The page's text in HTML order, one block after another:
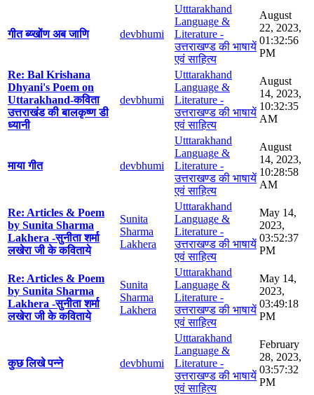
गीत ब्य्खोंण अब जाणि devbhumi
Utttarakhand
Language &
Literature -
उत्तराखण्ड की भाषायें
एवं साहित्य
August
22, 2023,
01:32:56
PM
Re: Bal Krishana
Dhyani's Poem on
Uttarakhand-कविता
उत्तराखंड की बालकृष्ण डी
ध्यानी
devbhumi
Utttarakhand
Language &
Literature -
उत्तराखण्ड की भाषायें
एवं साहित्य
August
14, 2023,
10:32:35
AM
माया गीत devbhumi
Utttarakhand
Language &
Literature -
उत्तराखण्ड की भाषायें
एवं साहित्य
August
14, 2023,
10:28:58
AM
Re: Articles & Poem
by Sunita Sharma
Lakhera -सुनीता शर्मा
लखेरा जी के कविताये
Sunita
Sharma
Lakhera
Utttarakhand
Language &
Literature -
उत्तराखण्ड की भाषायें
एवं साहित्य
May 14,
2023,
03:52:37
PM
Re: Articles & Poem
by Sunita Sharma
Lakhera -सुनीता शर्मा
लखेरा जी के कविताये
Sunita
Sharma
Lakhera
Utttarakhand
Language &
Literature -
उत्तराखण्ड की भाषायें
एवं साहित्य
May 14,
2023,
03:49:18
PM
कुछ लिखे पन्ने devbhumi
Utttarakhand
Language &
Literature -
उत्तराखण्ड की भाषायें
एवं साहित्य
February
28, 2023,
03:57:32
PM